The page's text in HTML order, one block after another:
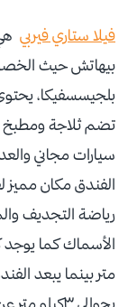
فيلا ستاري فيربي
بيهاتش حيث
بلجيسسفيكا،
تضم ثلاجة ومطبخ
سيارات مجاني
الفندق مكان مميز
رياضة التجديف
بحوالي